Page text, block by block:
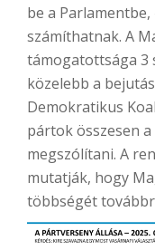
be a
számíthatnak. A
támogatottsága 3
közelebb a
Demokratikus
pártok összesen
megszólítani. A
mutatják, hogy
többségét